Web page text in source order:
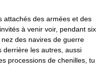
attachés des armées et des
à venir voir, pendant six
des navires de guerre
derrière les autres, aussi
processions de chenilles, tu